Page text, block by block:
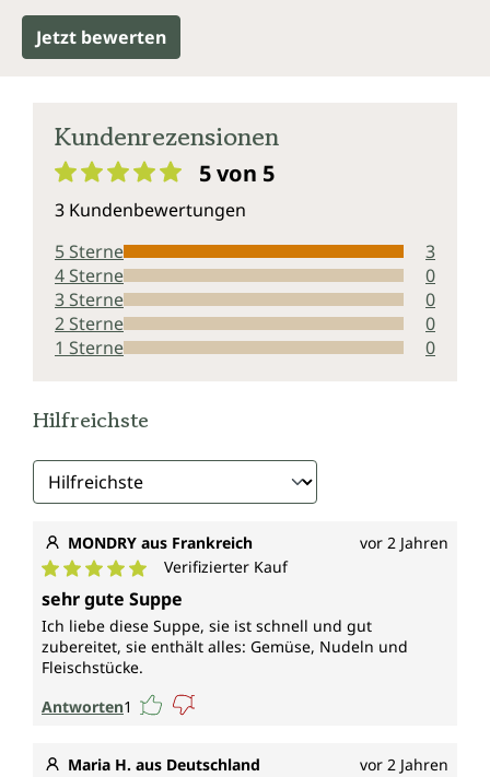
Jetzt bewerten
Kundenrezensionen
5 von 5
3 Kundenbewertungen
5 Sterne
3
4 Sterne
0
3 Sterne
0
2 Sterne
0
1 Sterne
0
Hilfreichste
MONDRY aus Frankreich vor 2 Jahren
Durchschnittliche Bewertung von 5 von 5 Sternen
Verifizierter Kauf
sehr gute Suppe
Ich liebe diese Suppe, sie ist schnell und gut
zubereitet, sie enthält alles: Gemüse, Nudeln und
Fleischstücke.
Antworten1
Maria H. aus Deutschland vor 2 Jahren